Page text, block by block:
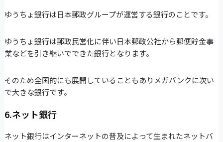
ゆうちょ銀行は日本郵政グループが運営する銀行のことです。
ゆうちょ銀行は郵政民営化に伴い日本郵政公社から郵便貯金事
業などを引き継いでできた銀行となります。
そのため全国的にも展開していることもありメガバンクに次い
で大きな銀行です。
6.ネット銀行
ネット銀行はインターネットの普及によって生まれたネットバ